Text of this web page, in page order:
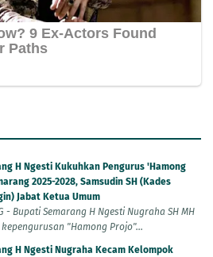
H Ngesti Kukuhkan Pengurus 'Hamong
2025-2028, Samsudin SH (Kades
Jabat Ketua Umum
- Bupati Semarang H Ngesti Nugraha SH MH
"Hamong Projo"...
H Ngesti Nugraha Kecam Kelompok